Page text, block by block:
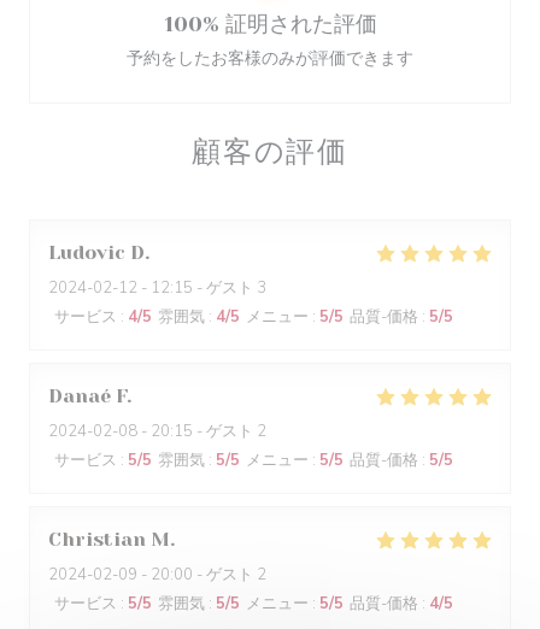
顧客の評価
Ludovic D
2024-02-12 - 12:15 - ゲスト 3
サービス : 4/5 雰囲気 : 4/5 メニュー : 5/5 品質-価格 : 5/5
Danaé F
2024-02-08 - 20:15 - ゲスト 2
サービス : 5/5 雰囲気 : 5/5 メニュー : 5/5 品質-価格 : 5/5
Christian M
2024-02-09 - 20:00 - ゲスト 2
サービス : 5/5 雰囲気 : 5/5 メニュー : 5/5 品質-価格 : 4/5
100% 証明された評価
予約をしたお客様のみが評価できます